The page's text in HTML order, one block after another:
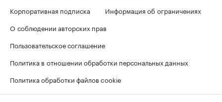
Корпоративная подписка
Информация об ограничениях
О соблюдении авторских прав
Пользовательское соглашение
Политика в отношении обработки персональных данных
Политика обработки файлов cookie